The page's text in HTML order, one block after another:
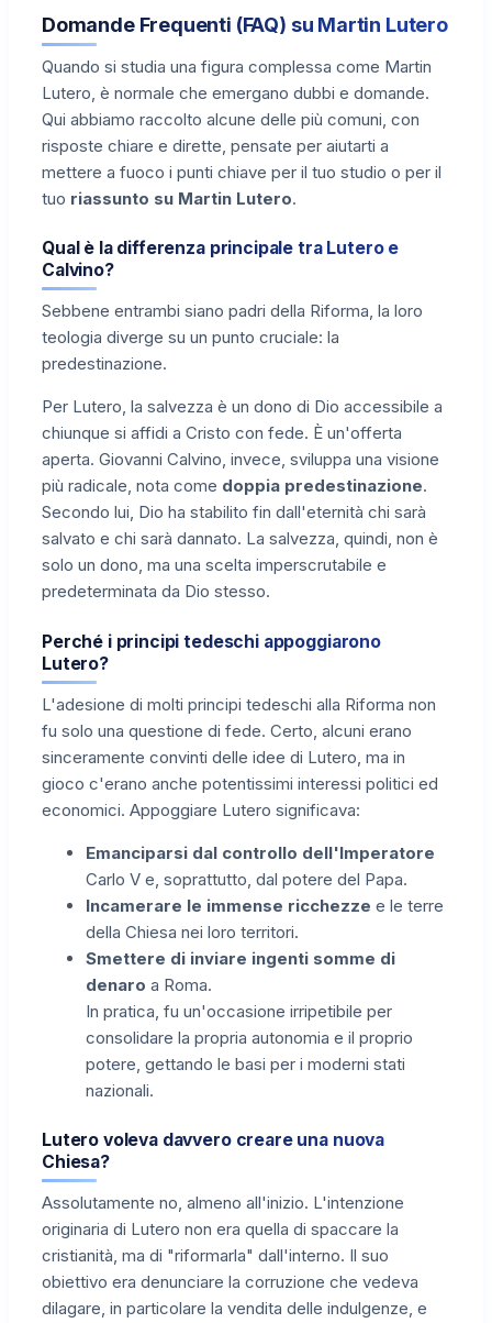
Domande Frequenti (FAQ) su Martin Lutero
Quando si studia una figura complessa come Martin
Lutero, è normale che emergano dubbi e domande.
Qui abbiamo raccolto alcune delle più comuni, con
risposte chiare e dirette, pensate per aiutarti a
mettere a fuoco i punti chiave per il tuo studio o per il
tuo riassunto su Martin Lutero.
Qual è la differenza principale tra Lutero e
Calvino?
Sebbene entrambi siano padri della Riforma, la loro
teologia diverge su un punto cruciale: la
predestinazione.
Per Lutero, la salvezza è un dono di Dio accessibile a
chiunque si affidi a Cristo con fede. È un'offerta
aperta. Giovanni Calvino, invece, sviluppa una visione
più radicale, nota come doppia predestinazione.
Secondo lui, Dio ha stabilito fin dall'eternità chi sarà
salvato e chi sarà dannato. La salvezza, quindi, non è
solo un dono, ma una scelta imperscrutabile e
predeterminata da Dio stesso.
Perché i principi tedeschi appoggiarono
Lutero?
L'adesione di molti principi tedeschi alla Riforma non
fu solo una questione di fede. Certo, alcuni erano
sinceramente convinti delle idee di Lutero, ma in
gioco c'erano anche potentissimi interessi politici ed
economici. Appoggiare Lutero significava:
Emanciparsi dal controllo dell'Imperatore
Carlo V e, soprattutto, dal potere del Papa.
Incamerare le immense ricchezze e le terre
della Chiesa nei loro territori.
Smettere di inviare ingenti somme di
denaro a Roma.
In pratica, fu un'occasione irripetibile per
consolidare la propria autonomia e il proprio
potere, gettando le basi per i moderni stati
nazionali.
Lutero voleva davvero creare una nuova
Chiesa?
Assolutamente no, almeno all'inizio. L'intenzione
originaria di Lutero non era quella di spaccare la
cristianità, ma di "riformarla" dall'interno. Il suo
obiettivo era denunciare la corruzione che vedeva
dilagare, in particolare la vendita delle indulgenze, e